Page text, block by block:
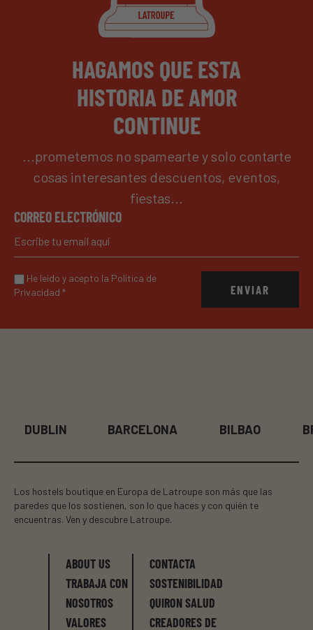
HAGAMOS QUE ESTA
HISTORIA DE AMOR
CONTINUE
...prometemos no spamearte y solo contarte
cosas interesantes descuentos, eventos,
fiestas...
CORREO ELECTRÓNICO
ENVIAR
He leído y acepto la Política de
Privacidad *
DUBLIN BARCELONA BILBAO
Los hostels boutique en Europa de Latroupe son más que las
paredes que los sostienen, son lo que haces y con quién te
encuentras. Ven y descubre Latroupe.
ABOUT US
TRABAJA CON
NOSOTROS
VALORES
CONTACTA
SOSTENIBILIDAD
QUIRON SALUD
CREADORES DE